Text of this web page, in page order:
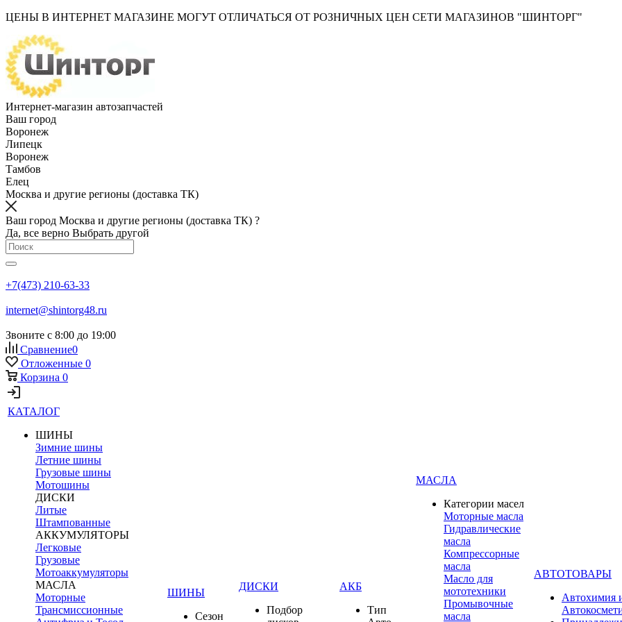
ЦЕНЫ В ИНТЕРНЕТ МАГАЗИНЕ МОГУТ ОТЛИЧАТЬСЯ ОТ РОЗНИЧНЫХ ЦЕН СЕТИ МАГАЗИНОВ "ШИНТОРГ"
Интернет-магазин автозапчастей
Ваш город
Воронеж
Липецк
Воронеж
Тамбов
Елец
Москва и другие регионы (доставка ТК)
Ваш город Москва и другие регионы (доставка ТК) ?
Да, все верно Выбрать другой
+7(473) 210-63-33
internet@shintorg48.ru
Звоните с 8:00 до 19:00
Сравнение0
Отложенные 0
Корзина 0
КАТАЛОГ
ШИНЫ
Зимние шины
Летние шины
Грузовые шины
Мотошины
ДИСКИ
Литые
Штампованные
АККУМУЛЯТОРЫ
Легковые
Грузовые
Мотоаккумуляторы
МАСЛА
Моторные
Трансмиссионные
ШИНЫ
Сезон
ДИСКИ
Подбор
АКБ
Тип
МАСЛА
Категории масел
Моторные масла
Гидравлические
масла
Компрессорные
масла
Масло для
мототехники
Промывочные
масла
АВТОТОВАРЫ
Автохимия